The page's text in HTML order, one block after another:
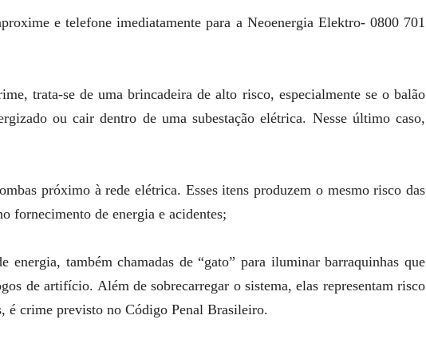
e telefone imediatamente para a Neoenergia Elektro- 0800 701
trata-se de uma brincadeira de alto risco, especialmente se o balão
ou cair dentro de uma subestação elétrica. Nesse último caso,
próximo à rede elétrica. Esses itens produzem o mesmo risco das
fornecimento de energia e acidentes;
energia, também chamadas de “gato” para iluminar barraquinhas que
de artifício. Além de sobrecarregar o sistema, elas representam risco
é crime previsto no Código Penal Brasileiro.